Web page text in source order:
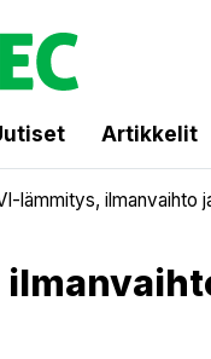
Artikkelit
lämmitys, ilmanvaihto